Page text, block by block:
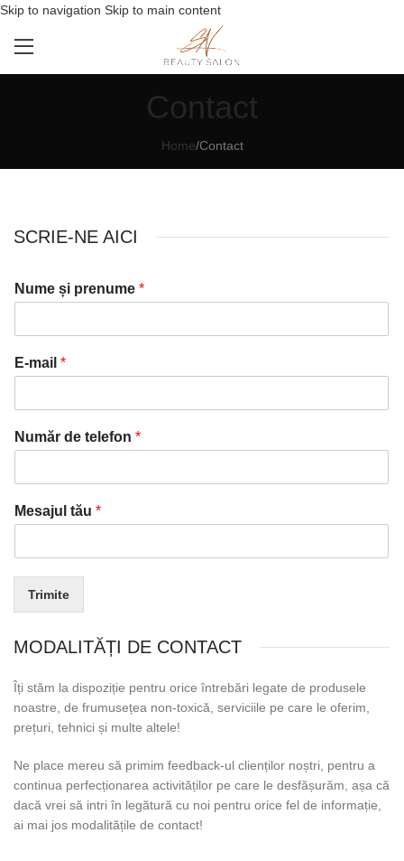
Skip to navigation Skip to main content
Contact
Home/Contact
SCRIE-NE AICI
Nume și prenume *
E-mail *
Număr de telefon *
Mesajul tău *
Trimite
MODALITĂȚI DE CONTACT
Îți stăm la dispoziție pentru orice întrebări legate de produsele
noastre, de frumusețea non-toxică, serviciile pe care le oferim,
prețuri, tehnici și multe altele!
Ne place mereu să primim feedback-ul clienților noștri, pentru a
continua perfecționarea activităților pe care le desfășurăm, așa că
dacă vrei să intri în legătură cu noi pentru orice fel de informație,
ai mai jos modalitățile de contact!